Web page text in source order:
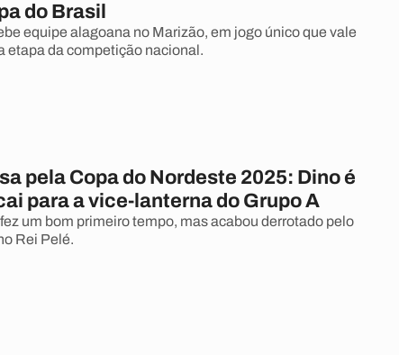
do Brasil
equipe alagoana no Marizão, em jogo único que vale
etapa da competição nacional.
pela Copa do Nordeste 2025: Dino é
para a vice-lanterna do Grupo A
um bom primeiro tempo, mas acabou derrotado pelo
Rei Pelé.